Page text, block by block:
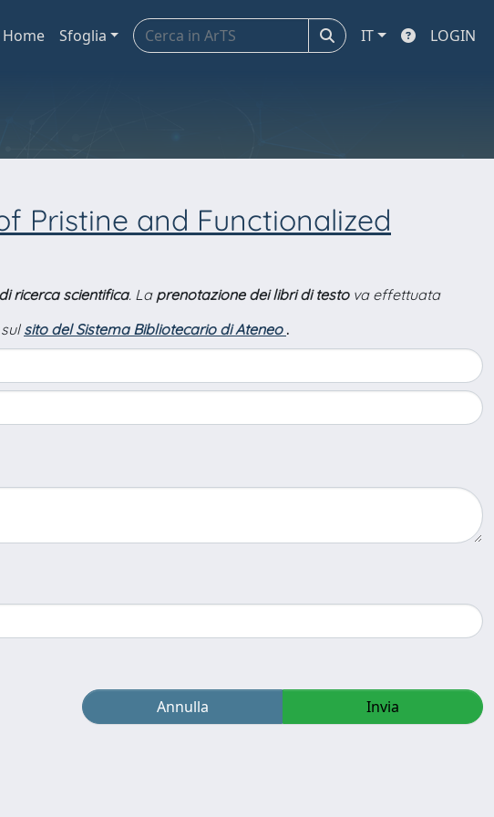
Home Sfoglia IT LOGIN
Pristine and Functionalized
ricerca scientifica. La prenotazione dei libri di testova effettuata
sito del Sistema Bibliotecario di Ateneo .
Annulla Invia